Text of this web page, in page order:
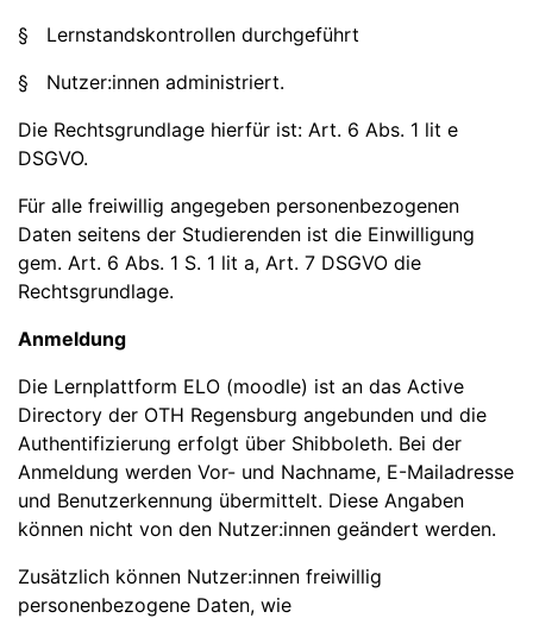
§ Lernstandskontrollen durchgeführt
§ Nutzer:innen administriert.
Die Rechtsgrundlage hierfür ist: Art. 6 Abs. 1 lit e
DSGVO.
Für alle freiwillig angegeben personenbezogenen
Daten seitens der Studierenden ist die Einwilligung
gem. Art. 6 Abs. 1 S. 1 lit a, Art. 7 DSGVO die
Rechtsgrundlage.
Anmeldung
Die Lernplattform ELO (moodle) ist an das Active
Directory der OTH Regensburg angebunden und die
Authentifizierung erfolgt über Shibboleth. Bei der
Anmeldung werden Vor- und Nachname, E-Mailadresse
und Benutzerkennung übermittelt. Diese Angaben
können nicht von den Nutzer:innen geändert werden.
Zusätzlich können Nutzer:innen freiwillig
personenbezogene Daten, wie